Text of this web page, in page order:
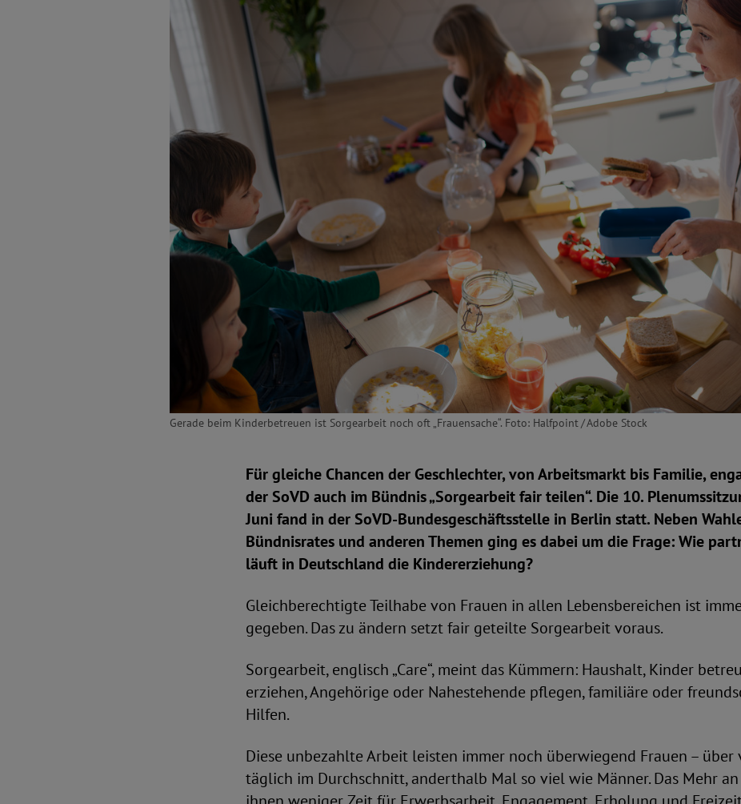
Gerade beim Kinderbetreuen ist Sorgearbeit noch oft „Frauensache“. Foto: Halfpoint / Adobe Stock
Für gleiche Chancen der Geschlechter, von Arbeitsmarkt bis Familie,
der SoVD auch im Bündnis „Sorgearbeit fair teilen“. Die 10.
Juni fand in der SoVD-Bundesgeschäftsstelle in Berlin statt. Neben
Bündnisrates und anderen Themen ging es dabei um die Frage: Wie
läuft in Deutschland die Kindererziehung?
Gleichberechtigte Teilhabe von Frauen in allen Lebensbereichen ist
gegeben. Das zu ändern setzt fair geteilte Sorgearbeit voraus.
Sorgearbeit, englisch „Care“, meint das Kümmern: Haushalt, Kinder
erziehen, Angehörige oder Nahestehende pflegen, familiäre oder
Hilfen.
Diese unbezahlte Arbeit leisten immer noch überwiegend Frauen – über
täglich im Durchschnitt, anderthalb Mal so viel wie Männer. Das Mehr an